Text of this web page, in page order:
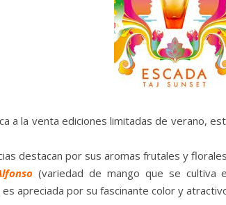
a la venta ediciones limitadas de verano,
destacan por sus aromas frutales y
(variedad de mango que se cultiva
apreciada por su fascinante color y